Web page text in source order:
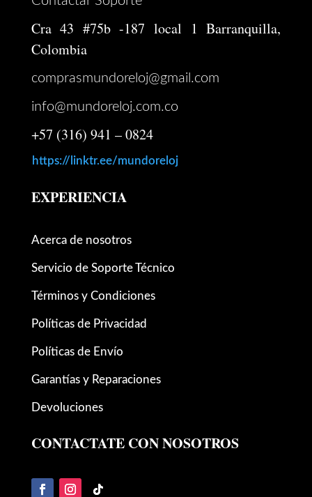
Cra 43 #75b -187 local 1 Barranquilla,
Colombia
comprasmundoreloj@gmail.com
info@mundoreloj.com.co
+57 (316) 941 – 0824
https://linktr.ee/mundoreloj
EXPERIENCIA
Acerca de nosotros
Servicio de Soporte Técnico
Términos y Condiciones
Políticas de Privacidad
Políticas de Envío
Garantías y Reparaciones
Devoluciones
CONTACTATE CON NOSOTROS